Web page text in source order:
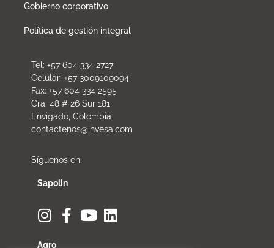
Gobierno corporativo
Política de gestión integral
Tel: +57 604 334 2727
Celular: +57 3009109094
Fax: +57 604 334 2595
Cra. 48 # 26 Sur 181
Envigado, Colombia
contactenos@invesa.com
Síguenos en:
Sapolin
Agro